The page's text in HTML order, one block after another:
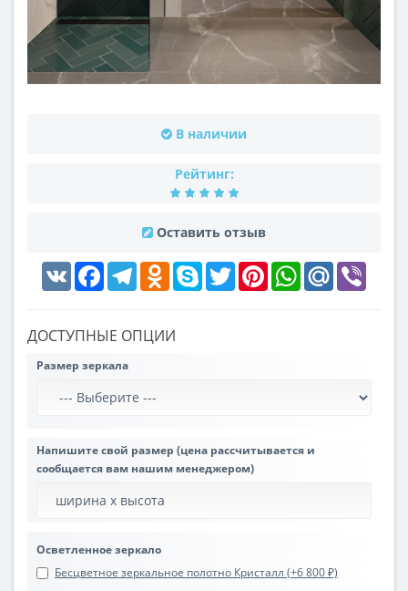
В наличии
Рейтинг:
Оставить отзыв
VK FacebookTelegramOdnoklassniki
Skype Twitter PinterestWhatsAppMail.Ru
ДОСТУПНЫЕ ОПЦИИ
Размер зеркала
Напишите свой размер (цена рассчитывается и
сообщается вам нашим менеджером)
Осветленное зеркало
Бесцветное зеркальное полотно Кристалл (+6 800 ₽)